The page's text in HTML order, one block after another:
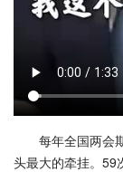
每年全国两会
头最大的牵挂。